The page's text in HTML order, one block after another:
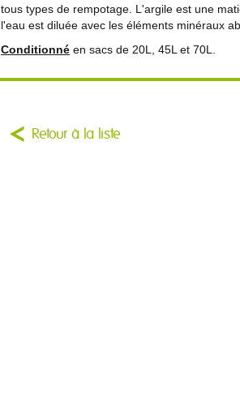
tous types de rempotage. L'argile est une
l'eau est diluée avec les éléments minéraux
Conditionné en sacs de 20L, 45L et 70L.
Retour à la liste